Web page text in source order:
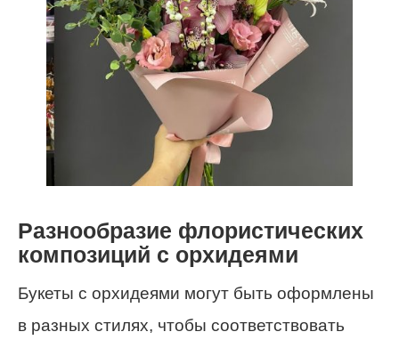
Разнообразие флористических
композиций с орхидеями
Букеты с орхидеями могут быть оформлены
в разных стилях, чтобы соответствовать